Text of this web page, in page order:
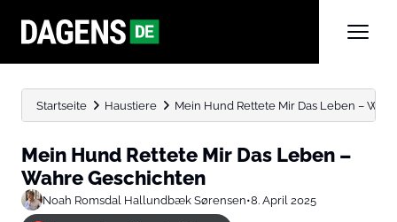
Startseite Haustiere Mein Hund Rettete Mir Das Leben –
Mein Hund Rettete Mir Das Leben –
Wahre Geschichten
Noah Romsdal Hallundbæk Sørensen•8. April 2025